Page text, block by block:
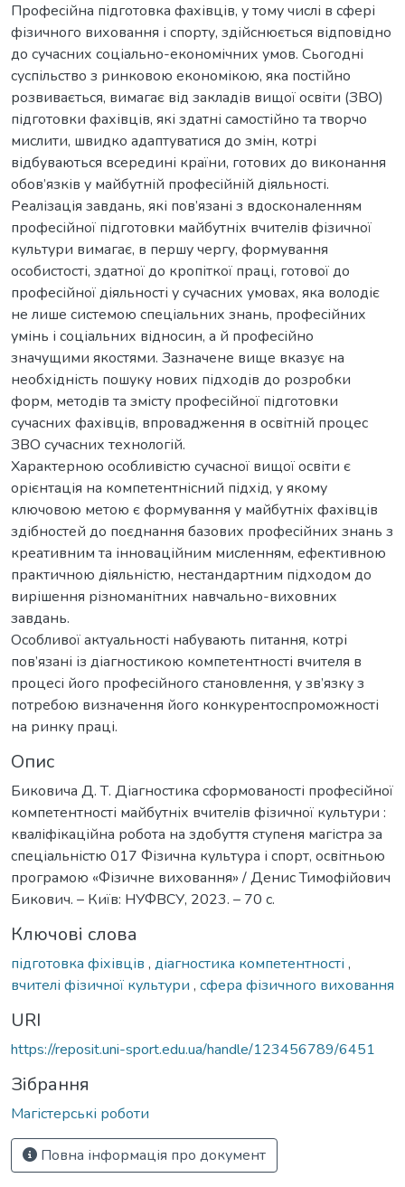
Професійна підготовка фахівців, у тому числі в сфері
фізичного виховання і спорту, здійснюється відповідно
до сучасних соціально-економічних умов. Сьогодні
суспільство з ринковою економікою, яка постійно
розвивається, вимагає від закладів вищої освіти (ЗВО)
підготовки фахівців, які здатні самостійно та творчо
мислити, швидко адаптуватися до змін, котрі
відбуваються всередині країни, готових до виконання
обов’язків у майбутній професійній діяльності.
Реалізація завдань, які пов’язані з вдосконаленням
професійної підготовки майбутніх вчителів фізичної
культури вимагає, в першу чергу, формування
особистості, здатної до кропіткої праці, готової до
професійної діяльності у сучасних умовах, яка володіє
не лише системою спеціальних знань, професійних
умінь і соціальних відносин, а й професійно
значущими якостями. Зазначене вище вказує на
необхідність пошуку нових підходів до розробки
форм, методів та змісту професійної підготовки
сучасних фахівців, впровадження в освітній процес
ЗВО сучасних технологій.
Характерною особливістю сучасної вищої освіти є
орієнтація на компетентнісний підхід, у якому
ключовою метою є формування у майбутніх фахівців
здібностей до поєднання базових професійних знань з
креативним та інноваційним мисленням, ефективною
практичною діяльністю, нестандартним підходом до
вирішення різноманітних навчально-виховних
завдань.
Особливої актуальності набувають питання, котрі
пов’язані із діагностикою компетентності вчителя в
процесі його професійного становлення, у зв’язку з
потребою визначення його конкурентоспроможності
на ринку праці.
Опис
Биковича Д. Т. Діагностика сформованості професійної
компетентності майбутніх вчителів фізичної культури :
кваліфікаційна робота на здобуття ступеня магістра за
спеціальністю 017 Фізична культура і спорт, освітньою
програмою «Фізичне виховання» / Денис Тимофійович
Бикович. – Київ: НУФВСУ, 2023. – 70 с.
Ключові слова
підготовка фіхівців , діагностика компетентності ,
вчителі фізичної культури , сфера фізичного виховання
URI
https://reposit.uni-sport.edu.ua/handle/123456789/6451
Зібрання
Магістерські роботи
Повна інформація про документ